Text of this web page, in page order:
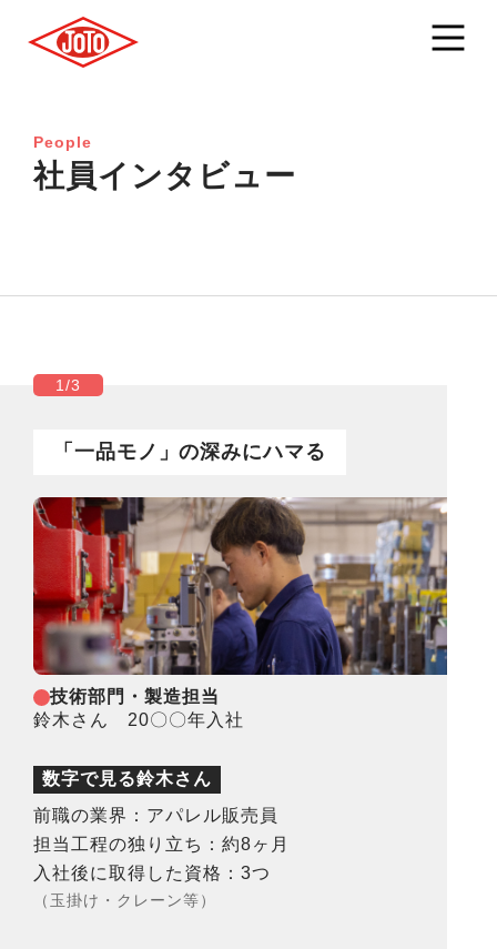
People
社員インタビュー
1/3
「一品モノ」の深みにハマる
技術部門・製造担当
鈴木さん 20〇〇年入社
数字で見る鈴木さん
前職の業界：アパレル販売員
担当工程の独り立ち：約8ヶ月
入社後に取得した資格：3つ
（玉掛け・クレーン等）